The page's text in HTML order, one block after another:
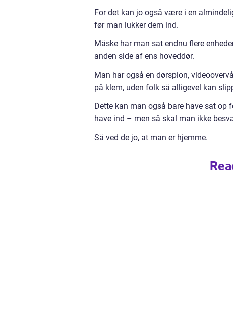
For det kan jo også være i en
før man lukker dem ind.
Måske har man sat endnu flere
anden side af ens hoveddør.
Man har også en dørspion,
på klem, uden folk så alligevel kan
Dette kan man også bare have sat op
have ind – men så skal man ikke
Så ved de jo, at man er hjemme.